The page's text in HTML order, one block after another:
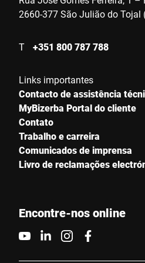
2660-377 São Julião do Tojal
T +351 800 787 788
Links importantes
Contacto de assistência
MyBizerba Portal do cliente
Contato
Trabalho e carreira
Comunicados de imprensa
Livro de reclamações
Encontre-nos online